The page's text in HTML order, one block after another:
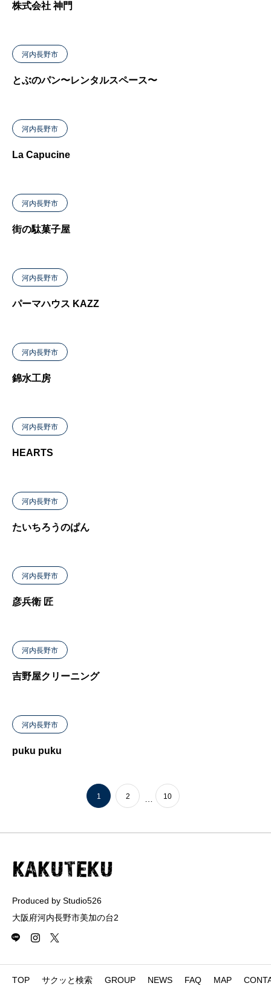
株式会社 神門
河内長野市
とぶのパン〜レンタルスペース〜
河内長野市
La Capucine
河内長野市
街の駄菓子屋
河内長野市
パーマハウス KAZZ
河内長野市
錦水工房
河内長野市
HEARTS
河内長野市
たいちろうのぱん
河内長野市
彦兵衛 匠
河内長野市
吉野屋クリーニング
河内長野市
puku puku
1 2 10
Produced by Studio526
大阪府河内長野市美加の台2
TOP サクッと検索 GROUP NEWS FAQ MAP